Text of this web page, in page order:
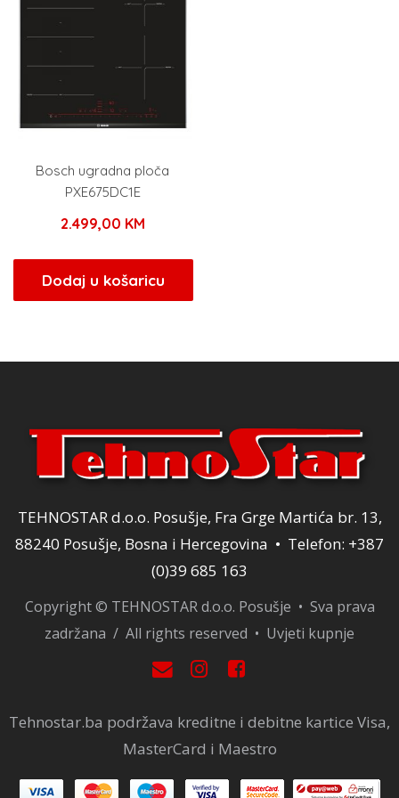
Bosch ugradna ploča
PXE675DC1E
2.499,00 KM
Dodaj u košaricu
TEHNOSTAR d.o.o. Posušje, Fra Grge Martića br. 13,
88240 Posušje, Bosna i Hercegovina • Telefon: +387
(0)39 685 163
Copyright © TEHNOSTAR d.o.o. Posušje • Sva prava
zadržana / All rights reserved • Uvjeti kupnje
Tehnostar.ba podržava kreditne i debitne kartice Visa,
MasterCard i Maestro